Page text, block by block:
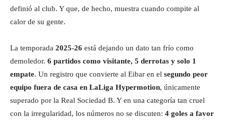
definió al club. Y que, de hecho, muestra cuando compite al
calor de su gente.
La temporada 2025-26 está dejando un dato tan frío como
demoledor. 6 partidos como visitante, 5 derrotas y solo 1
empate. Un registro que convierte al Eibar en el segundo peor
equipo fuera de casa en LaLiga Hypermotion, únicamente
superado por la Real Sociedad B. Y en una categoría tan cruel
con la irregularidad, los números no se discuten: 4 goles a favor